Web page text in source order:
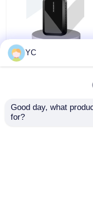
Boîte USB Android
Carplay câblée à la
automatique AI boîte
HDMI HD
YC
Good day, what
for?